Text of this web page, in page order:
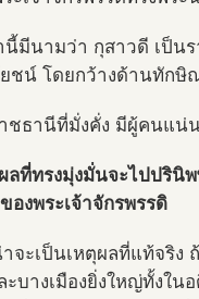
นี้มีนามว่า กุสาวดี เป็น
ชน์ โดยกว้างด้านทัก
ชธานีที่มั่งคั่ง มีผู้คนแน่
ลที่ทรงมุ่งมั่นจะไปปรินิ
องพระเจ้าจักรพรรดิ
จะเป็นเหตุผลที่แท้จริง
ะบางเมืองยิ่งใหญ่ทั้งใ